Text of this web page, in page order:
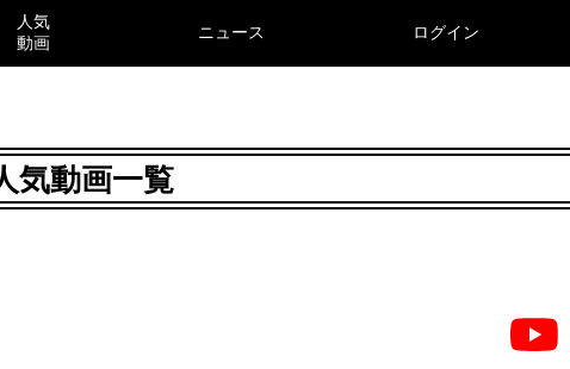
人気
動画
ニュース ログイン
気動画一覧